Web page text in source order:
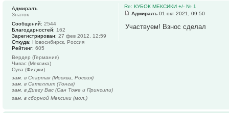
Re: КУБОК МЕКСИКИ +/- № 1
Адмиралъ 01 окт 2021, 09:50
Участвуем! Взнос сделал
Адмиралъ
Знаток
Сообщений: 2544
Благодарностей: 162
Зарегистрирован: 27 фев 2012, 12:59
Откуда: Новосибирск, Россия
Рейтинг: 605
Вердер (Германия)
Чивас (Мексика)
Сува (Фиджи)
зам. в Спартак (Москва, Россия)
зам. в Сателлит (Тонга)
зам. в Диегу Вас (Сан Томе и Принсипи)
зам. в сборной Мексики (мол.)